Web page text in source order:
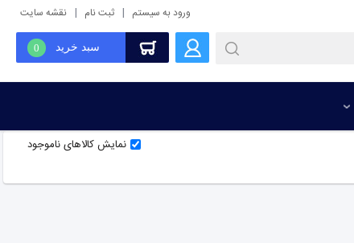
ورود به سیستم | ثبت نام | نقشه سایت
سبد خرید 0
نمایش کالاهای ناموجود